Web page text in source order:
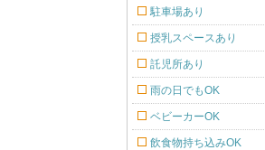
駐車場あり
授乳スペースあり
託児所あり
雨の日でもOK
ベビーカーOK
飲食物持ち込みOK